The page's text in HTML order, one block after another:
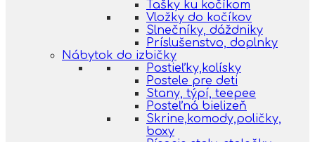
Tašky ku kočíkom
Vložky do kočíkov
Slnečníky, dáždniky
Príslušenstvo, doplnky
Nábytok do izbičky
Postieľky,kolísky
Postele pre deti
Stany, týpí, teepee
Posteľná bielizeň
Skrine,komody,poličky,
boxy